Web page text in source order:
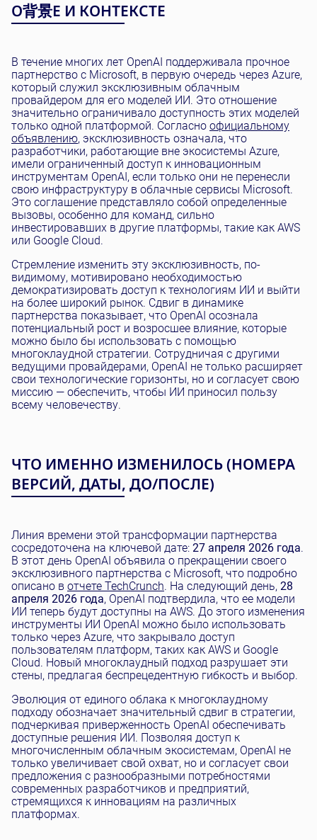
О背景Е И КОНТЕКСТЕ
В течение многих лет OpenAI поддерживала прочное
партнерство с Microsoft, в первую очередь через Azure,
который служил эксклюзивным облачным
провайдером для его моделей ИИ. Это отношение
значительно ограничивало доступность этих моделей
только одной платформой. Согласно официальному
объявлению, эксклюзивность означала, что
разработчики, работающие вне экосистемы Azure,
имели ограниченный доступ к инновационным
инструментам OpenAI, если только они не перенесли
свою инфраструктуру в облачные сервисы Microsoft.
Это соглашение представляло собой определенные
вызовы, особенно для команд, сильно
инвестировавших в другие платформы, такие как AWS
или Google Cloud.
Стремление изменить эту эксклюзивность, по-
видимому, мотивировано необходимостью
демократизировать доступ к технологиям ИИ и выйти
на более широкий рынок. Сдвиг в динамике
партнерства показывает, что OpenAI осознала
потенциальный рост и возросшее влияние, которые
можно было бы использовать с помощью
многоклаудной стратегии. Сотрудничая с другими
ведущими провайдерами, OpenAI не только расширяет
свои технологические горизонты, но и согласует свою
миссию — обеспечить, чтобы ИИ приносил пользу
всему человечеству.
ЧТО ИМЕННО ИЗМЕНИЛОСЬ (НОМЕРА
ВЕРСИЙ, ДАТЫ, ДО/ПОСЛЕ)
Линия времени этой трансформации партнерства
сосредоточена на ключевой дате: 27 апреля 2026 года.
В этот день OpenAI объявила о прекращении своего
эксклюзивного партнерства с Microsoft, что подробно
описано в отчете TechCrunch. На следующий день, 28
апреля 2026 года, OpenAI подтвердила, что ее модели
ИИ теперь будут доступны на AWS. До этого изменения
инструменты ИИ OpenAI можно было использовать
только через Azure, что закрывало доступ
пользователям платформ, таких как AWS и Google
Cloud. Новый многоклаудный подход разрушает эти
стены, предлагая беспрецедентную гибкость и выбор.
Эволюция от единого облака к многоклаудному
подходу обозначает значительный сдвиг в стратегии,
подчеркивая приверженность OpenAI обеспечивать
доступные решения ИИ. Позволяя доступ к
многочисленным облачным экосистемам, OpenAI не
только увеличивает свой охват, но и согласует свои
предложения с разнообразными потребностями
современных разработчиков и предприятий,
стремящихся к инновациям на различных
платформах.